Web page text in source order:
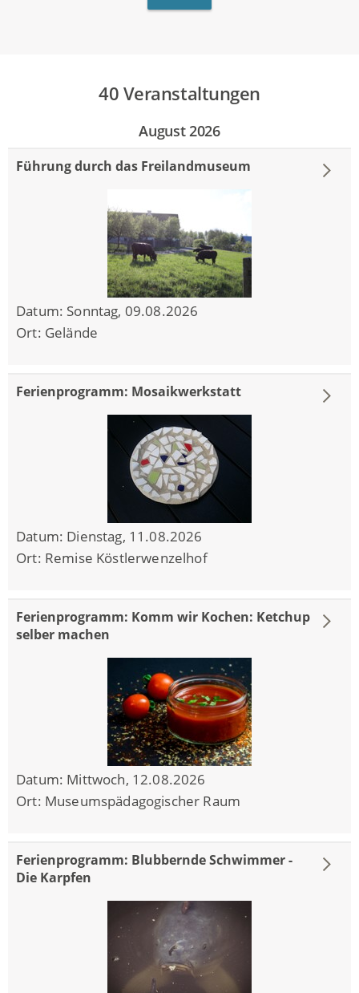
40 Veranstaltungen
August 2026
Führung durch das Freilandmuseum
Datum: Sonntag, 09.08.2026
Ort: Gelände
Ferienprogramm: Mosaikwerkstatt
Datum: Dienstag, 11.08.2026
Ort: Remise Köstlerwenzelhof
Ferienprogramm: Komm wir Kochen: Ketchup
selber machen
Datum: Mittwoch, 12.08.2026
Ort: Museumspädagogischer Raum
Ferienprogramm: Blubbernde Schwimmer -
Die Karpfen